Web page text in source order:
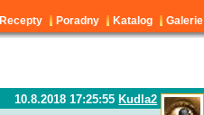
Recepty Poradny Katalog Galerie
10.8.2018 17:25:55 Kudla2